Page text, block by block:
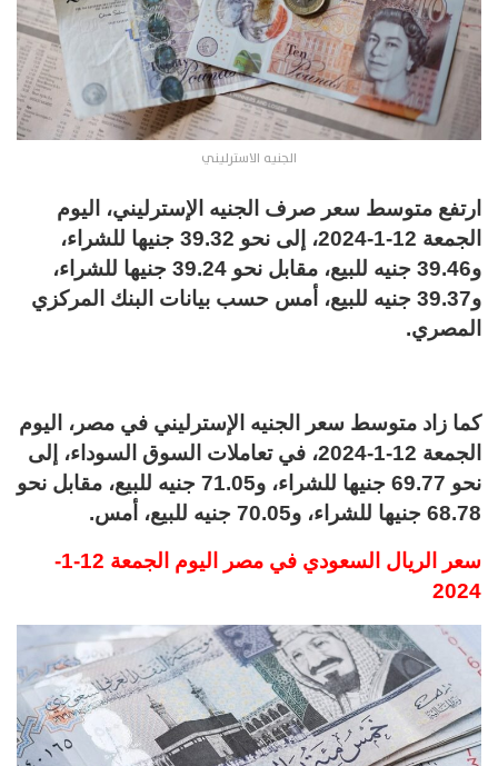
الجنيه الاسترليني
ارتفع متوسط سعر صرف الجنيه الإسترليني، اليوم
الجمعة 12-1-2024، إلى نحو 39.32 جنيها للشراء،
و39.46 جنيه للبيع، مقابل نحو 39.24 جنيها للشراء،
و39.37 جنيه للبيع، أمس حسب بيانات البنك المركزي
المصري.
كما زاد متوسط سعر الجنيه الإسترليني في مصر، اليوم
الجمعة 12-1-2024، في تعاملات السوق السوداء، إلى
نحو 69.77 جنيها للشراء، و71.05 جنيه للبيع، مقابل نحو
68.78 جنيها للشراء، و70.05 جنيه للبيع، أمس.
سعر الريال السعودي في مصر اليوم الجمعة 12-1-
2024